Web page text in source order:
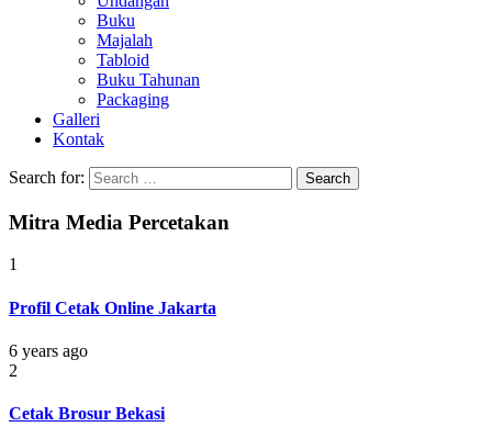
Buku
Majalah
Tabloid
Buku Tahunan
Packaging
Galleri
Kontak
Search for:
Mitra Media Percetakan
1
Profil Cetak Online Jakarta
6 years ago
2
Cetak Brosur Bekasi